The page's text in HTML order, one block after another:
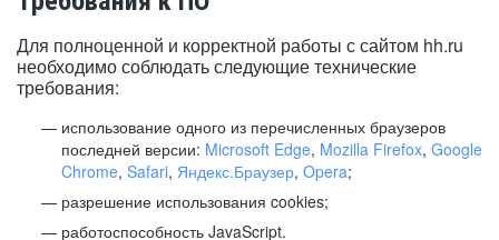
Для полноценной и корректной работы с сайтом hh.ru
необходимо соблюдать следующие технические
требования:
использование одного из перечисленных браузеров
последней версии: Microsoft Edge, Mozilla Firefox, Google
Chrome, Safari, Яндекс.Браузер, Opera;
разрешение использования cookies;
работоспособность JavaScript.